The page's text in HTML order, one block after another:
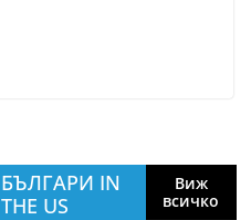
БЪЛГАРИ IN
THE US
Виж
всичко